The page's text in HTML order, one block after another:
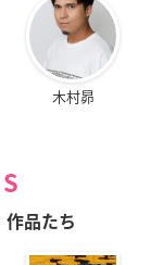
木村昴
作品たち